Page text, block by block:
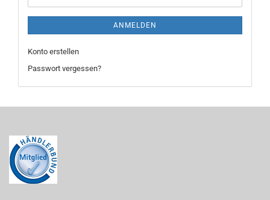
ANMELDEN
Konto erstellen
Passwort vergessen?